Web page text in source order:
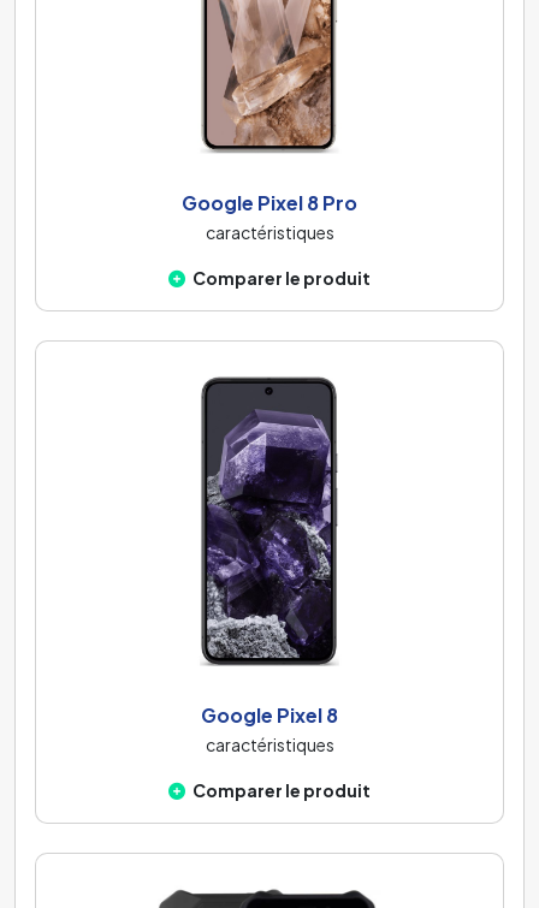
Google Pixel 8 Pro
caractéristiques
Comparer le produit
Google Pixel 8
caractéristiques
Comparer le produit